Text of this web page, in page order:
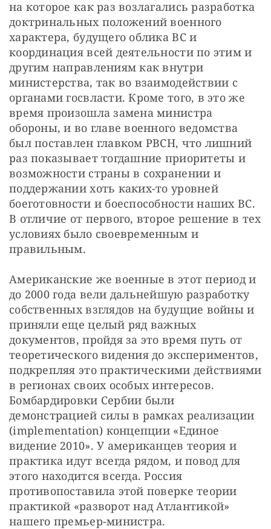
на которое как раз возлагались разработка
доктринальных положений военного
характера, будущего облика ВС и
координация всей деятельности по этим и
другим направлениям как внутри
министерства, так во взаимодействии с
органами госвласти. Кроме того, в это же
время произошла замена министра
обороны, и во главе военного ведомства
был поставлен главком РВСН, что лишний
раз показывает тогдашние приоритеты и
возможности страны в сохранении и
поддержании хоть каких-то уровней
боеготовности и боеспособности наших ВС.
В отличие от первого, второе решение в тех
условиях было своевременным и
правильным.
Американские же военные в этот период и
до 2000 года вели дальнейшую разработку
собственных взглядов на будущие войны и
приняли еще целый ряд важных
документов, пройдя за это время путь от
теоретического видения до экспериментов,
подкрепляя это практическими действиями
в регионах своих особых интересов.
Бомбардировки Сербии были
демонстрацией силы в рамках реализации
(implementation) концепции «Единое
видение 2010». У американцев теория и
практика идут всегда рядом, и повод для
этого находится всегда. Россия
противопоставила этой поверке теории
практикой «разворот над Атлантикой»
нашего премьер-министра.